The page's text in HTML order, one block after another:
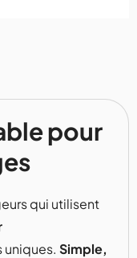
pour
qui utilisent
uniques. Simple,